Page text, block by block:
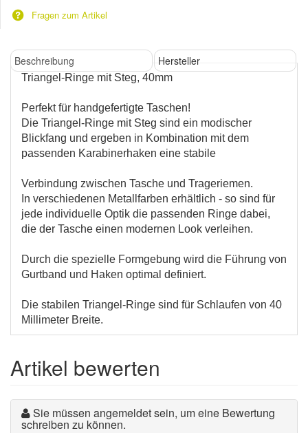
Fragen zum Artikel
Beschreibung Hersteller
Triangel-Ringe mit Steg, 40mm
Perfekt für handgefertigte Taschen!
Die Triangel-Ringe mit Steg sind ein modischer
Blickfang und ergeben in Kombination mit dem
passenden Karabinerhaken eine stabile
Verbindung zwischen Tasche und Trageriemen.
In verschiedenen Metallfarben erhältlich - so sind für
jede individuelle Optik die passenden Ringe dabei,
die der Tasche einen modernen Look verleihen.
Durch die spezielle Formgebung wird die Führung von
Gurtband und Haken optimal definiert.
Die stabilen Triangel-Ringe sind für Schlaufen von 40
Millimeter Breite.
Artikel bewerten
Sie müssen angemeldet sein, um eine Bewertung
schreiben zu können.